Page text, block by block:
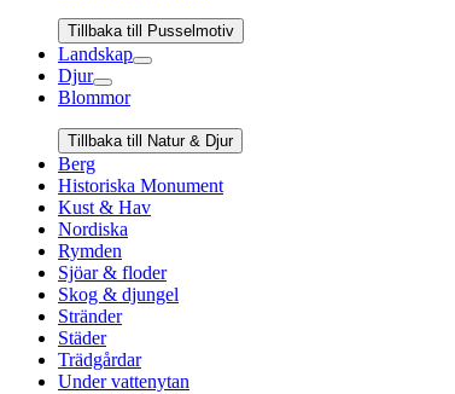
Tillbaka till Pusselmotiv
Landskap
Djur
Blommor
Tillbaka till Natur & Djur
Berg
Historiska Monument
Kust & Hav
Nordiska
Rymden
Sjöar & floder
Skog & djungel
Stränder
Städer
Trädgårdar
Under vattenytan